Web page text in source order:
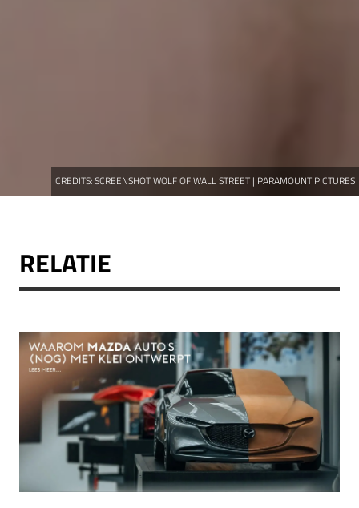
CREDITS:SCREENSHOT WOLF OF WALL STREET | PARAMOUNT PICTURES
RELATIE